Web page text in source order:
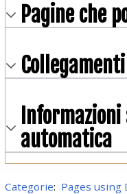
Pagine che
automatica
Categorie: Pages using